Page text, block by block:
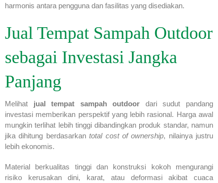
harmonis antara pengguna dan fasilitas yang disediakan.
Jual Tempat Sampah Outdoor
sebagai Investasi Jangka
Panjang
Melihat jual tempat sampah outdoor dari sudut pandang
investasi memberikan perspektif yang lebih rasional. Harga awal
mungkin terlihat lebih tinggi dibandingkan produk standar, namun
jika dihitung berdasarkantotal cost of ownership, nilainya justru
lebih ekonomis.
Material berkualitas tinggi dan konstruksi kokoh mengurangi
risiko kerusakan dini, karat, atau deformasi akibat cuaca